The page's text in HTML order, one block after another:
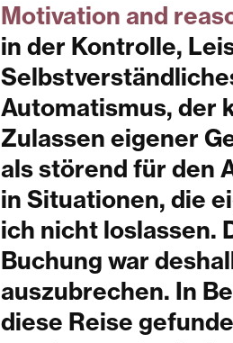
Motivation and
in der Kontrolle,
Automatismus, der
Zulassen eigener
als störend für den
in Situationen, die
ich nicht loslassen.
Buchung war
auszubrechen. In
diese Reise